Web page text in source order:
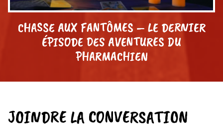
CHASSE AUX FANTÔMES – LE DERNIER
ÉPISODE DES AVENTURES DU
PHARMACHIEN
JOINDRE LA CONVERSATION